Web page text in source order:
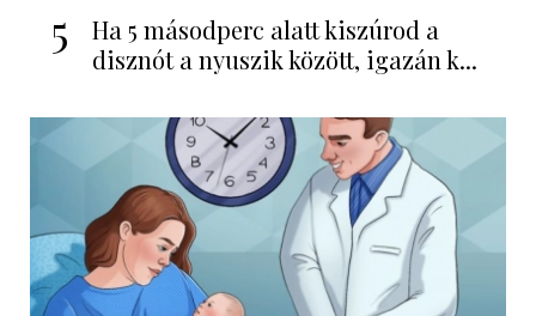
5
Ha 5 másodperc alatt kiszúrod a
disznót a nyuszik között, igazán k...